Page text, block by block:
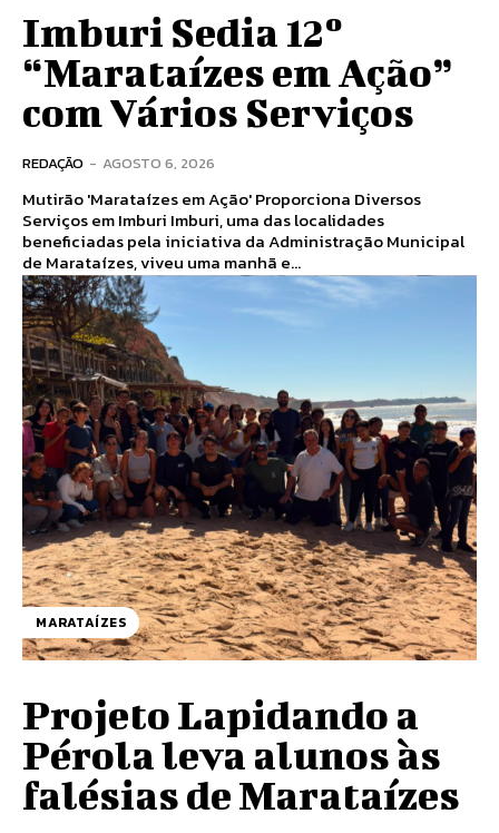
Imburi Sedia 12º
“Marataízes em Ação”
com Vários Serviços
REDAÇÃO - AGOSTO 6, 2026
Mutirão 'Marataízes em Ação' Proporciona Diversos
Serviços em Imburi Imburi, uma das localidades
beneficiadas pela iniciativa da Administração Municipal
de Marataízes, viveu uma manhã e...
MARATAÍZES
Projeto Lapidando a
Pérola leva alunos às
falésias de Marataízes